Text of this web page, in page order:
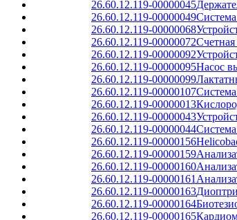
26.60.12.119-00000045
26.60.12.119-00000049
26.60.12.119-00000068
26.60.12.119-00000072
26.60.12.119-00000092
26.60.12.119-00000095Насос
26.60.12.119-00000099
26.60.12.119-00000107
26.60.12.119-00000013
26.60.12.119-00000043
26.60.12.119-00000044
26.60.12.119-00000156
26.60.12.119-00000159
26.60.12.119-00000160
26.60.12.119-00000161
26.60.12.119-00000163
26.60.12.119-00000164
26.60.12.119-00000165